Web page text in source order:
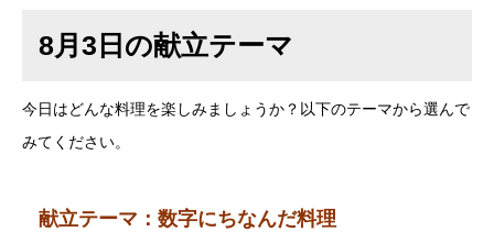
8月3日の献立テーマ
今日はどんな料理を楽しみましょうか？以下のテーマから選んで
みてください。
献立テーマ：数字にちなんだ料理